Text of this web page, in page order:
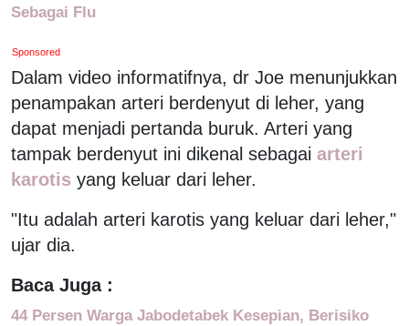
Sebagai Flu
Sponsored
Dalam video informatifnya, dr Joe menunjukkan
penampakan arteri berdenyut di leher, yang
dapat menjadi pertanda buruk. Arteri yang
tampak berdenyut ini dikenal sebagai arteri
karotis yang keluar dari leher.
"Itu adalah arteri karotis yang keluar dari leher,"
ujar dia.
Baca Juga :
44 Persen Warga Jabodetabek Kesepian, Berisiko